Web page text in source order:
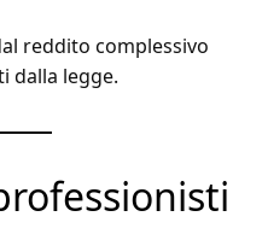
reddito complessivo
dalla legge.